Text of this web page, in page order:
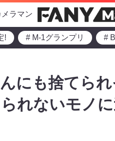
ラマン
! # M-1グランプリ #
にも捨てら
れないモノ